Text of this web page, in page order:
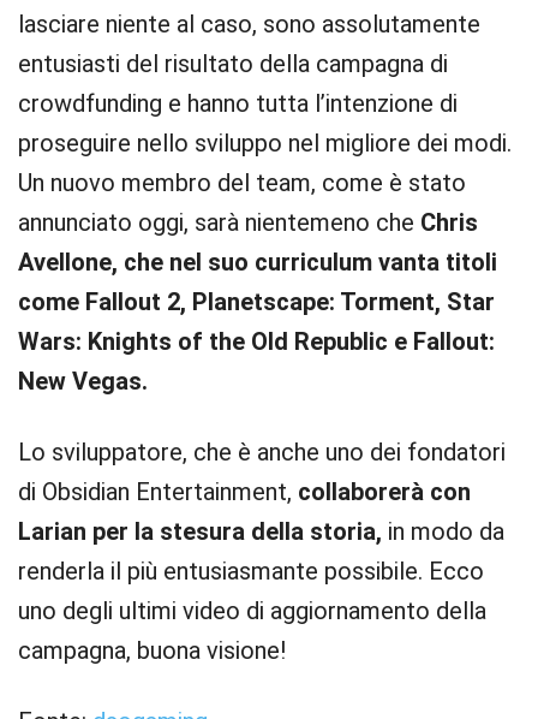
lasciare niente al caso, sono assolutamente
entusiasti del risultato della campagna di
crowdfunding e hanno tutta l’intenzione di
proseguire nello sviluppo nel migliore dei modi.
Un nuovo membro del team, come è stato
annunciato oggi, sarà nientemeno che Chris
Avellone, che nel suo curriculum vanta titoli
come Fallout 2, Planetscape: Torment, Star
Wars: Knights of the Old Republic e Fallout:
New Vegas.
Lo sviluppatore, che è anche uno dei fondatori
di Obsidian Entertainment, collaborerà con
Larian per la stesura della storia, in modo da
renderla il più entusiasmante possibile. Ecco
uno degli ultimi video di aggiornamento della
campagna, buona visione!